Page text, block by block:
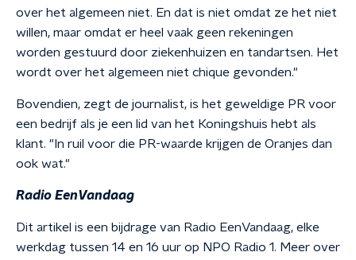
over het algemeen niet. En dat is niet omdat ze het niet
willen, maar omdat er heel vaak geen rekeningen
worden gestuurd door ziekenhuizen en tandartsen. Het
wordt over het algemeen niet chique gevonden."
Bovendien, zegt de journalist, is het geweldige PR voor
een bedrijf als je een lid van het Koningshuis hebt als
klant. "In ruil voor die PR-waarde krijgen de Oranjes dan
ook wat."
Radio EenVandaag
Dit artikel is een bijdrage van Radio EenVandaag, elke
werkdag tussen 14 en 16 uur op NPO Radio 1. Meer over